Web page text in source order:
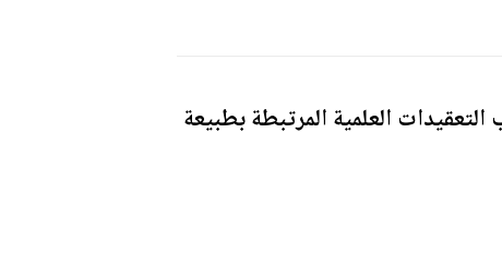
العلمية المرتبطة بطبيعة